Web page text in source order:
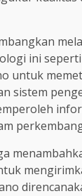
ini
untuk
sistem